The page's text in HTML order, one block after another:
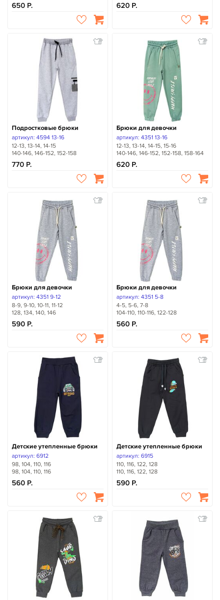
650 620
Подростковые брюки
артикул: 4594 13-16
12-13, 13-14, 14-15
140-146, 146-152, 152-158
770
Брюки для девочки
артикул: 4351 13-16
12-13, 13-14, 14-15, 15-16
140-146, 146-152, 152-158, 158-164
620
Брюки для девочки
артикул: 4351 9-12
8-9, 9-10, 10-11, 11-12
128, 134, 140, 146
590
Брюки для девочки
артикул: 4351 5-8
4-5, 5-6, 7-8
104-110, 110-116, 122-128
560
Детские утепленные брюки
артикул: 6912
98, 104, 110, 116
98, 104, 110, 116
560
Детские утепленные брюки
артикул: 6915
110, 116, 122, 128
110, 116, 122, 128
590